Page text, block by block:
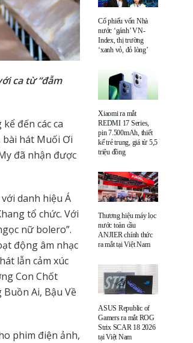
ca từ “đẫm
đến các ca
bài hát Muối Ơi
đã nhận được
danh hiệu Á
tổ chức. Với
nữ bolero”.
động âm nhạc
lẫn cảm xúc
Con Chốt
Ai, Bậu Về
phim điện ảnh,
Cổ phiếu vốn Nhà
nước ‘gánh’ VN-
Index, thị trường
‘xanh vỏ, đỏ lòng’
Xiaomi ra mắt
REDMI 17 Series,
pin 7.500mAh, thiết
kế trẻ trung, giá từ 5,5
triệu đồng
Thương hiệu máy lọc
nước toàn cầu
ANJIER chính thức
ra mắt tại Việt Nam
ASUS Republic of
Gamers ra mắt ROG
Strix SCAR 18 2026
tại Việt Nam